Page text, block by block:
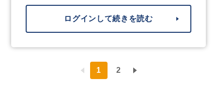
ログインして続きを読む
1 2